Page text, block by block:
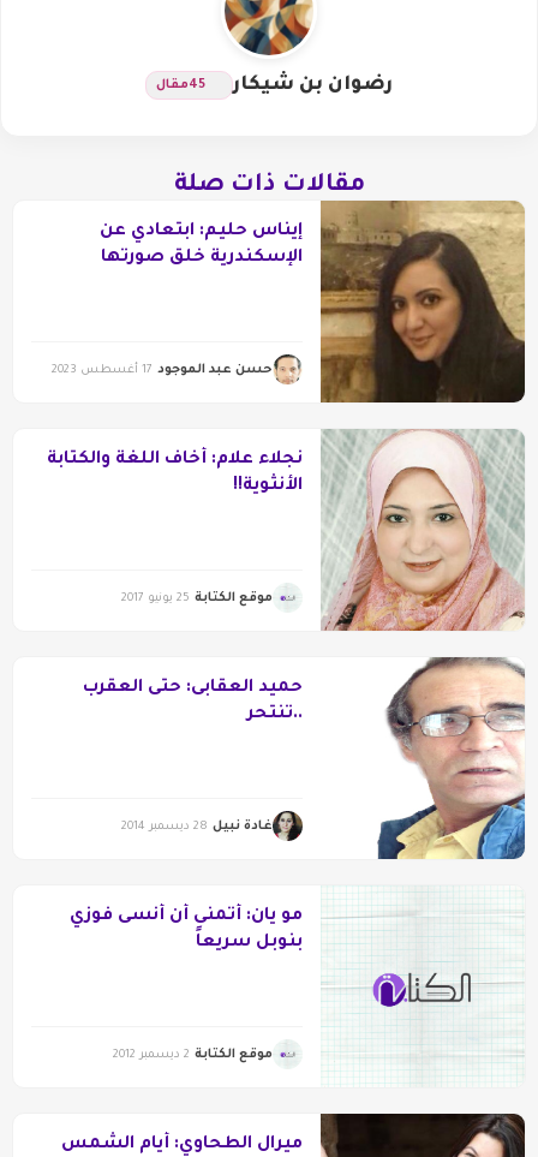
رضوان بن شيكار 45مقال
مقالات ذات صلة
إيناس حليم: ابتعادي عن
الإسكندرية خلق صورتها
حسن عبد الموجود 17 أغسطس 2023
نجلاء علام: أخاف اللغة والكتابة
الأنثوية!!
موقع الكتابة 25 يونيو 2017
حميد العقابى: حتى العقرب
..تنتحر
غادة نبيل 28 ديسمبر 2014
مو يان: أتمنى أن أنسى فوزي
بنوبل سريعاً
موقع الكتابة 2 ديسمبر 2012
ميرال الطحاوي: أيام الشمس